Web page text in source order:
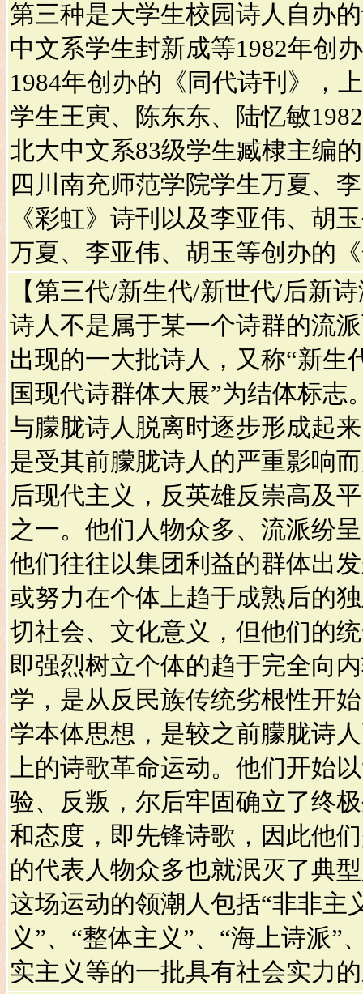
第三种是大学生校园诗人自办
中文系学生封新成等1982年创
1984年创办的《同代诗刊》，
学生王寅、陈东东、陆忆敏
北大中文系83级学生臧棣主编
四川南充师范学院学生万夏、
《彩虹》诗刊以及李亚伟、胡
万夏、李亚伟、胡玉等创办的
【第三代/新生代/新世代/后新
诗人不是属于某一个诗群的流
出现的一大批诗人，又称“新生
国现代诗群体大展”为结体标志
与朦胧诗人脱离时逐步形成起
是受其前朦胧诗人的严重影响
后现代主义，反英雄反崇高及
之一。他们人物众多、流派纷
他们往往以集团利益的群体出
或努力在个体上趋于成熟后的
切社会、文化意义，但他们的
即强烈树立个体的趋于完全向
学，是从反民族传统劣根性开
学本体思想，是较之前朦胧诗
上的诗歌革命运动。他们开始
验、反叛，尔后牢固确立了终
和态度，即先锋诗歌，因此他
的代表人物众多也就泯灭了典
这场运动的领潮人包括“非非主
义”、“整体主义”、“海上诗派”
实主义等的一批具有社会实力